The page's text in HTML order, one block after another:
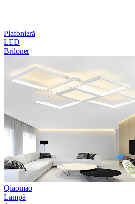
Plafonieră
LED
Briloner
Qiaomao
Lampă